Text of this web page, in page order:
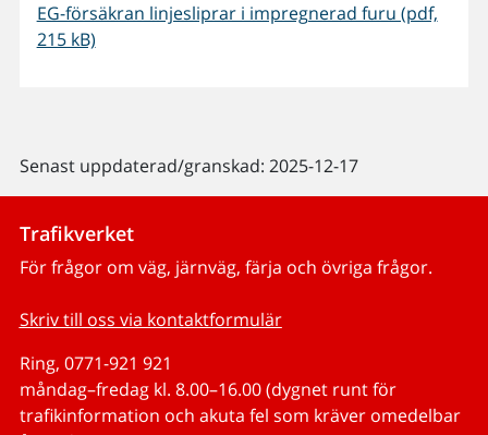
EG-försäkran linjesliprar i impregnerad furu (pdf,
215 kB)
Senast uppdaterad/granskad: 2025-12-17
Trafikverket
För frågor om väg, järnväg, färja och övriga frågor.
Skriv till oss via kontaktformulär
Ring, 0771-921 921
måndag–fredag kl. 8.00–16.00 (dygnet runt för
trafikinformation och akuta fel som kräver omedelbar